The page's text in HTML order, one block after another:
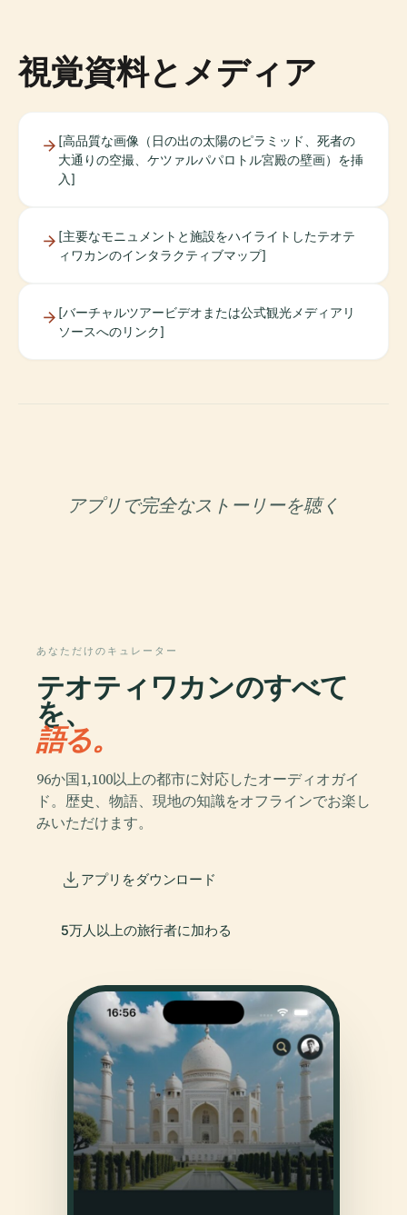
視覚資料とメディア
[高品質な画像（日の出の太陽のピラミッド、死者の
大通りの空撮、ケツァルパパロトル宮殿の壁画）を挿
入]
[主要なモニュメントと施設をハイライトしたテオテ
ィワカンのインタラクティブマップ]
[バーチャルツアービデオまたは公式観光メディアリ
ソースへのリンク]
アプリで完全なストーリーを聴く
あなただけのキュレーター
テオティワカンのすべて
を、
語る。
96か国1,100以上の都市に対応したオーディオガイ
ド。歴史、物語、現地の知識をオフラインでお楽し
みいただけます。
アプリをダウンロード
5万人以上の旅行者に加わる